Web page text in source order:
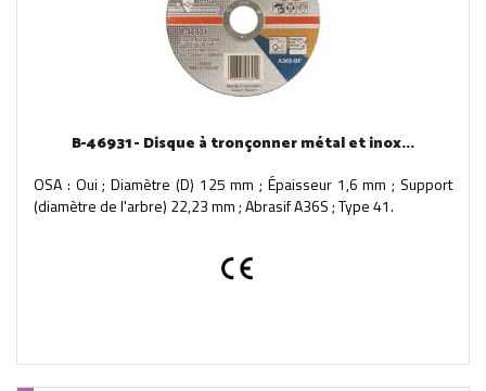
B-46931 - Disque à tronçonner métal et inox...
OSA : Oui ; Diamètre (D) 125 mm ; Épaisseur 1,6 mm ; Support
(diamètre de l'arbre) 22,23 mm ; Abrasif A36S ; Type 41.